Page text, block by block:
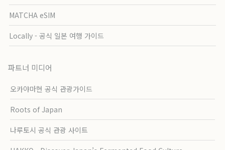
MATCHA eSIM
Locally - 공식 일본 여행 가이드
파트너 미디어
오카야마현 공식 관광가이드
Roots of Japan
나루토시 공식 관광 사이트